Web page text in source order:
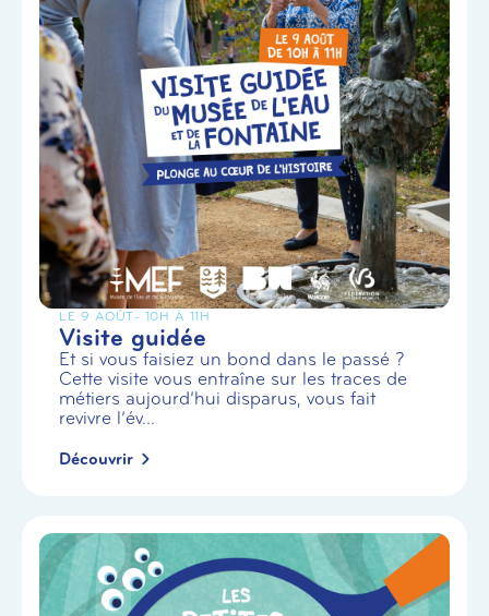
LE 9 AOÛT- 10H À 11H
Visite guidée
Et si vous faisiez un bond dans le passé ?
Cette visite vous entraîne sur les traces de
métiers aujourd’hui disparus, vous fait
revivre l’év...
Découvrir